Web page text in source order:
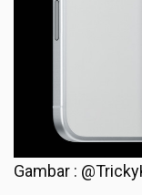
Gambar :